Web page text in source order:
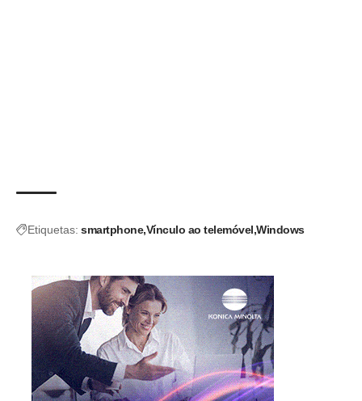
Etiquetas: smartphone Vínculo ao telemóvel Windows